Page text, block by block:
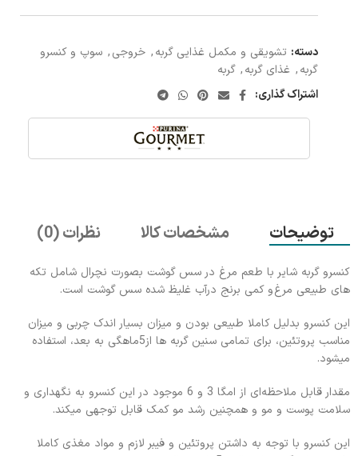
دسته: تشویقی و مکمل غذایی گربه, خروجی, سوپ و کنسرو
گربه, غذای گربه, گربه
اشتراک گذاری:
توضیحات مشخصات کالا نظرات (0)
کنسرو گربه شایر با طعم مرغ در سس گوشت بصورت نچرال شامل تکه‌
های طبیعی مرغ و کمی برنج درآب غلیظ شده سس گوشت است.
این کنسرو بدلیل کاملا طبیعی بودن و میزان بسیار اندک چربی و میزان
مناسب پروتئین، برای تمامی سنین گربه ها از5ماهگی به بعد، استفاده
میشود.
مقدار قابل ملاحظه‌ای از امگا 3 و 6 موجود در این کنسرو به نگهداری و
سلامت پوست و مو و همچنین رشد مو کمک قابل توجهی میکند.
این کنسرو با توجه به داشتن پروتئین و فیبر لازم و مواد مغذی کاملا